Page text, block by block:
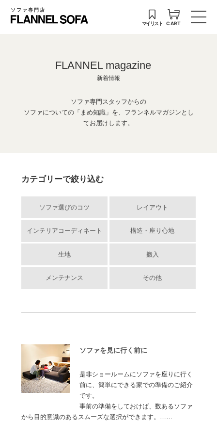
ソファ専門店
マイリスト CART
FLANNEL magazine
新着情報
ソファ専門スタッフからの
ソファについての「まめ知識」を、フランネルマガジンとし
てお届けします。
カテゴリーで絞り込む
ソファ選びのコツ レイアウト
インテリアコーディネート 構造・座り心地
生地 搬入
メンテナンス その他
ソファを見に行く前に
是非ショールームにソファを座りに行く
前に、簡単にできる家での準備のご紹介
です。
事前の準備をしておけば、数あるソファ
から目的意識のあるスムーズな選択ができます。……